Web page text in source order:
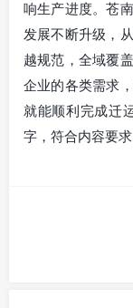
响生产进度。苍
发展不断升级，
越规范，全域覆
企业的各类需求
就能顺利完成迁
字，符合内容要求